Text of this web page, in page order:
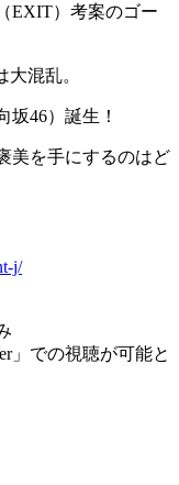
EXIT）考案のゴー
混乱。
坂46）誕生！
美を手にするのはど
j/
」での視聴が可能と